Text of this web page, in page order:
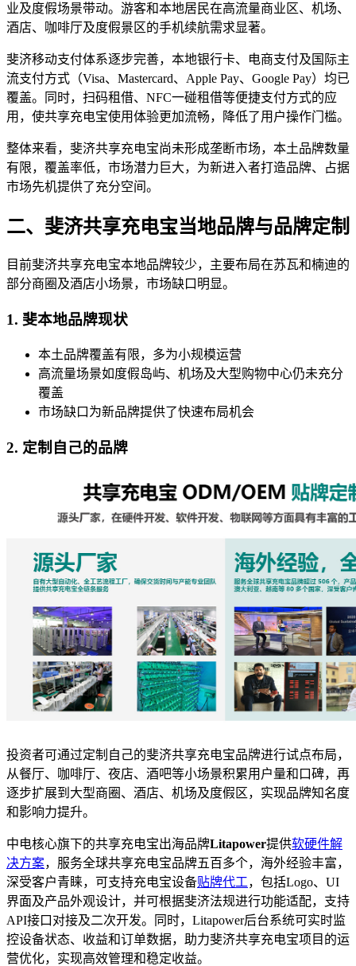
业及度假场景带动。游客和本地居民在高流量商业区、机场、
酒店、咖啡厅及度假景区的手机续航需求显著。
斐济移动支付体系逐步完善，本地银行卡、电商支付及国际主
流支付方式（Visa、Mastercard、Apple Pay、Google Pay）均已
覆盖。同时，扫码租借、NFC一碰租借等便捷支付方式的应
用，使共享充电宝使用体验更加流畅，降低了用户操作门槛。
整体来看，斐济共享充电宝尚未形成垄断市场，本土品牌数量
有限，覆盖率低，市场潜力巨大，为新进入者打造品牌、占据
市场先机提供了充分空间。
二、斐济共享充电宝当地品牌与品牌定制
目前斐济共享充电宝本地品牌较少，主要布局在苏瓦和楠迪的
部分商圈及酒店小场景，市场缺口明显。
1. 斐本地品牌现状
本土品牌覆盖有限，多为小规模运营
高流量场景如度假岛屿、机场及大型购物中心仍未充分
覆盖
市场缺口为新品牌提供了快速布局机会
2. 定制自己的品牌
投资者可通过定制自己的斐济共享充电宝品牌进行试点布局，
从餐厅、咖啡厅、夜店、酒吧等小场景积累用户量和口碑，再
逐步扩展到大型商圈、酒店、机场及度假区，实现品牌知名度
和影响力提升。
中电核心旗下的共享充电宝出海品牌Litapower提供软硬件解
决方案，服务全球共享充电宝品牌五百多个，海外经验丰富，
深受客户青睐，可支持充电宝设备贴牌代工，包括Logo、UI
界面及产品外观设计，并可根据斐济法规进行功能适配，支持
API接口对接及二次开发。同时，Litapower后台系统可实时监
控设备状态、收益和订单数据，助力斐济共享充电宝项目的运
营优化，实现高效管理和稳定收益。